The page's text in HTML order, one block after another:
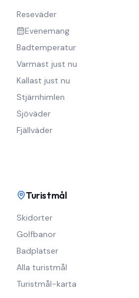
Reseväder
Evenemang
Badtemperatur
Varmast just nu
Kallast just nu
Stjärnhimlen
Sjöväder
Fjällväder
Turistmål
Skidorter
Golfbanor
Badplatser
Alla turistmål
Turistmål-karta